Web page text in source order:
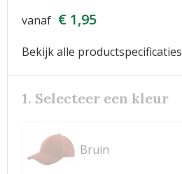
vanaf € 1,95
Bekijk alle productspecificaties
1. Selecteer een kleur
Bruin